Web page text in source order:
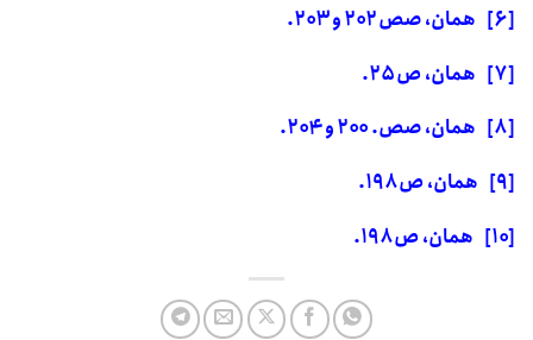
[۶]
همان، صص۲۰۲ و ۲۰۳.
[۷]
همان، ص۲۵.
[۸]
همان، صص.۲۰۰و ۲۰۴.
[۹]
همان، ص ۱۹۸.
[۱۰]
همان، ص ۱۹۸.